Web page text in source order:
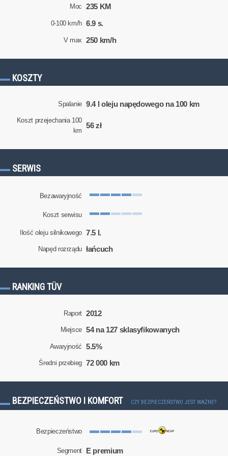
Moc 235 KM
0-100 km/h 6.9 s.
V max 250 km/h
KOSZTY
Spalanie 9.4 l oleju napędowego na 100 km
Koszt przejechania 100
km
56 zł
SERWIS
Bezawaryjność
Koszt serwisu
Ilość oleju silnikowego 7.5 l.
Napęd rozrządu łańcuch
RANKING TÜV
Raport 2012
Miejsce 54 na 127 sklasyfikowanych
Awaryjność 5.5%
Średni przebieg 72 000 km
BEZPIECZEŃSTWO I KOMFORT CZY BEZPIECZEŃSTWO JEST WAŻNE?
Bezpieczeństwo
Segment E premium